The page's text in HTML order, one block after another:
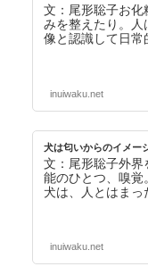
文：尾形聡子お化
みを整えたり。人
像と認識して日常
inuiwaku.net
犬は匂いからのイメー
文：尾形聡子外界
能のひとつ、嗅覚
犬は、人とはまっ
inuiwaku.net